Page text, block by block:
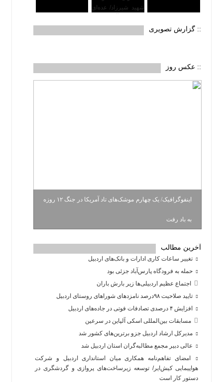
:: گزارش تصویری
:: عکس روز
اینفوگرافیک/ یک چهارم موشک‌های تاد آمریکا در جنگ ۱۲ روزه
به باد رفت
آخرین مطالب
تغییر ساعات کاری ادارات و بانک‌های اردبیل
حمله به فرودگاه پارس‌‌آباد جزئی بود
اجتماع عظیم اردبیلی‌ها زیر بارش باران
تایید صلاحیت ۹۸درصد نامزدهای شوراهای روستای اردبیل
افزایش ۴ درصدی تصادفات فوتی در جاده‌های اردبیل
مسابقات بین‌المللی اسکی آلپاین در سرعین
مدیرکل ارشاد اردبیل جزو برترین‌های کشور شد
عالی دبیر مجمع مطالبه‌گران استان اردبیل شد
امضای تفاهم‌نامه همکاری میان استانداری اردبیل و شرکت
هواپیمایی کیش‌ایر/ توسعه زیرساخت‌های پروازی و گردشگری در
دستور کار است